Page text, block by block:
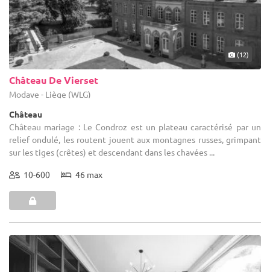
(12)
Château De Vierset
Modave - Liège (WLG)
Château
Château mariage : Le Condroz est un plateau caractérisé par un
relief ondulé, les routent jouent aux montagnes russes, grimpant
sur les tiges (crêtes) et descendant dans les chavées ...
10-600 46 max